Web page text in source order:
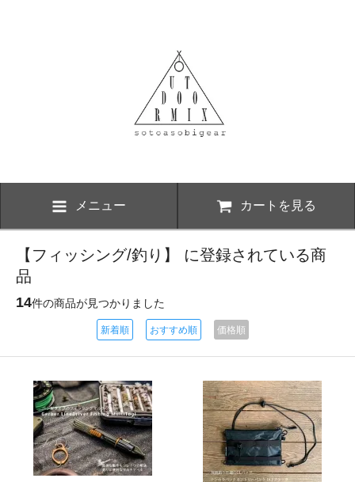
メニュー カートを見る
【フィッシング/釣り】 に登録されている商
品
14件の商品が見つかりました
新着順 おすすめ順 価格順